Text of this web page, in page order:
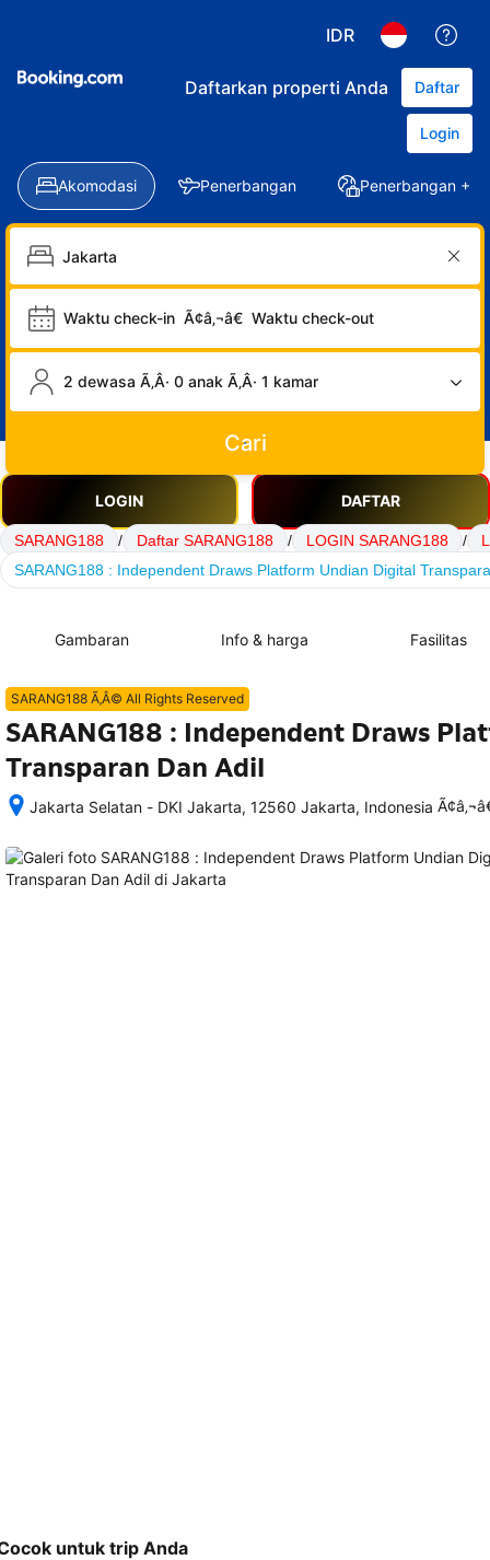
IDR
Daftarkan properti Anda Daftar
Login
Akomodasi Penerbangan Penerbangan +
Waktu check-in Ã¢â‚¬â€ Waktu check-out
2 dewasa Ã‚Â· 0 anak Ã‚Â· 1 kamar
Cari
LOGIN DAFTAR
SARANG188 / Daftar SARANG188 / LOGIN SARANG188 /
SARANG188 : Independent Draws Platform Undian Digital
Gambaran Info & harga Fasilitas
SARANG188 Ã‚Â© All Rights Reserved
SARANG188 : Independent Draws
Transparan Dan Adil
Jakarta Selatan - DKI Jakarta, 12560 Jakarta, Indonesia
memesan,
rincian
untuk trip Anda